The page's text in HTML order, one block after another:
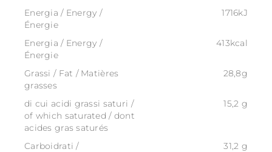
Energia / Energy /
Énergie
1716kJ
Energia / Energy /
Énergie
413kcal
Grassi / Fat / Matières
grasses
28,8g
di cui acidi grassi saturi /
of which saturated / dont
acides gras saturés
15,2 g
Carboidrati /
31,2 g